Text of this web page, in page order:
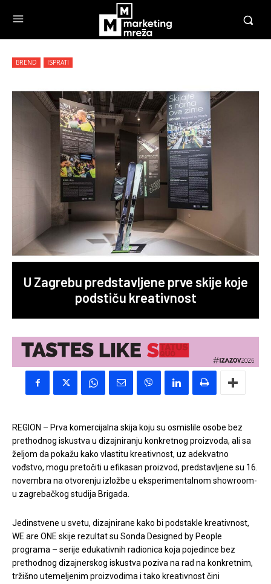
BREND ISPRATI
U Zagrebu predstavljene prve skije koje
podstiču kreativnost
REGION – Prva komercijalna skija koju su osmislile osobe bez
prethodnog iskustva u dizajniranju konkretnog proizvoda, ali sa
željom da pokažu kako vlastitu kreativnost, uz adekvatno
vođstvo, mogu pretočiti u efikasan proizvod, predstavljene su 16.
novembra na otvorenju izložbe u eksperimentalnom showroom-
u zagrebačkog studija Brigada.
Jedinstvene u svetu, dizajnirane kako bi podstakle kreativnost,
WE are ONE skije rezultat su Sonda Designed by People
programa – serije edukativnih radionica koja pojedince bez
prethodnog dizajnerskog iskustva poziva na rad na konkretnim,
tržišno utemeljenim proizvodima i tako kreativnost čini